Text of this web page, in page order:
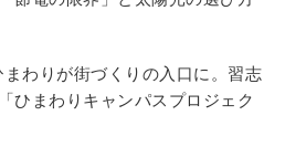
わりが街づくりの入口に。習志
ひまわりキャンパスプロジェク